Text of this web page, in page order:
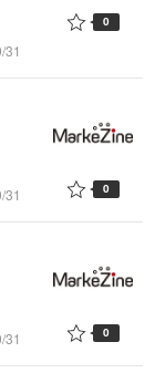
31
0
31 0
31 0